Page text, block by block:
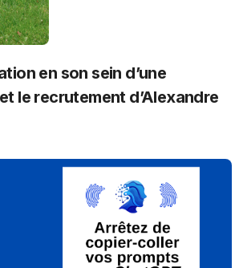
en son sein d’une
le recrutement d’Alexandre